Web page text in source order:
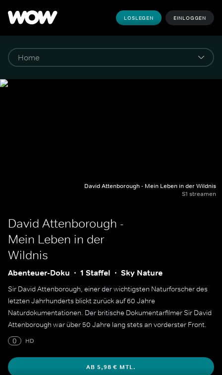
LOSLEGEN EINLOGGEN
David Attenborough - Mein Leben in der Wildnis
S1 streamen
David Attenborough -
Mein Leben in der
Wildnis
Abenteuer-Doku 1 Staffel Sky Nature
Sir David Attenborough, einer der wichtigsten Naturforscher des
letzten Jahrhunderts blickt zurück auf 60 Jahre
Naturdokumentationen. Der britische Dokumentarfilmer Sir David
Attenborough war über 50 Jahre lang stets an vorderster Front.
0
HD
AB 5,98 € MTL.